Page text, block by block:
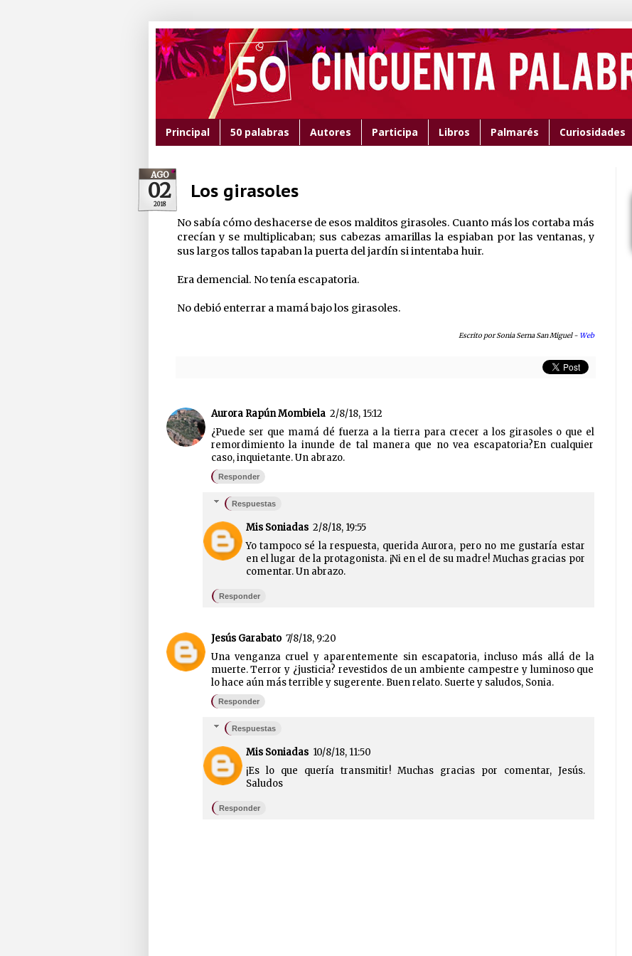
Principal 50 palabras Autores Participa Libros Palmarés Curiosidades
AGO
02
2018
Los girasoles
No sabía cómo deshacerse de esos malditos girasoles. Cuanto más los cortaba más
crecían y se multiplicaban; sus cabezas amarillas la espiaban por las ventanas, y
sus largos tallos tapaban la puerta del jardín si intentaba huir.
Era demencial. No tenía escapatoria.
No debió enterrar a mamá bajo los girasoles.
Escrito por Sonia Serna San Miguel - Web
Aurora Rapún Mombiela 2/8/18, 15:12
¿Puede ser que mamá dé fuerza a la tierra para crecer a los girasoles o que el
remordimiento la inunde de tal manera que no vea escapatoria?En cualquier
caso, inquietante. Un abrazo.
Responder
Respuestas
Mis Soniadas 2/8/18, 19:55
Yo tampoco sé la respuesta, querida Aurora, pero no me gustaría estar
en el lugar de la protagonista. ¡Ni en el de su madre! Muchas gracias por
comentar. Un abrazo.
Responder
Jesús Garabato 7/8/18, 9:20
Una venganza cruel y aparentemente sin escapatoria, incluso más allá de la
muerte. Terror y ¿justicia? revestidos de un ambiente campestre y luminoso que
lo hace aún más terrible y sugerente. Buen relato. Suerte y saludos, Sonia.
Responder
Respuestas
Mis Soniadas 10/8/18, 11:50
¡Es lo que quería transmitir! Muchas gracias por comentar, Jesús.
Saludos
Responder